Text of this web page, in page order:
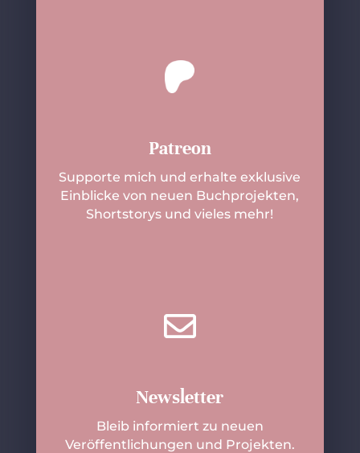
Patreon
Supporte mich und erhalte exklusive
Einblicke von neuen Buchprojekten,
Shortstorys und vieles mehr!

Newsletter
Bleib informiert zu neuen
Veröffentlichungen und Projekten.